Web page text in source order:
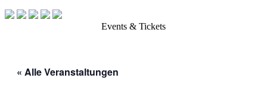
Events & Tickets
« Alle Veranstaltungen